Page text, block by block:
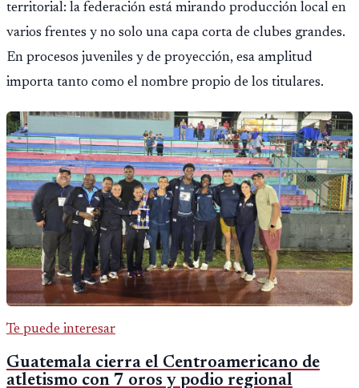
territorial: la federación está mirando producción local en
varios frentes y no solo una capa corta de clubes grandes.
En procesos juveniles y de proyección, esa amplitud
importa tanto como el nombre propio de los titulares.
Te puede interesar
Guatemala cierra el Centroamericano de
atletismo con 7 oros y podio regional